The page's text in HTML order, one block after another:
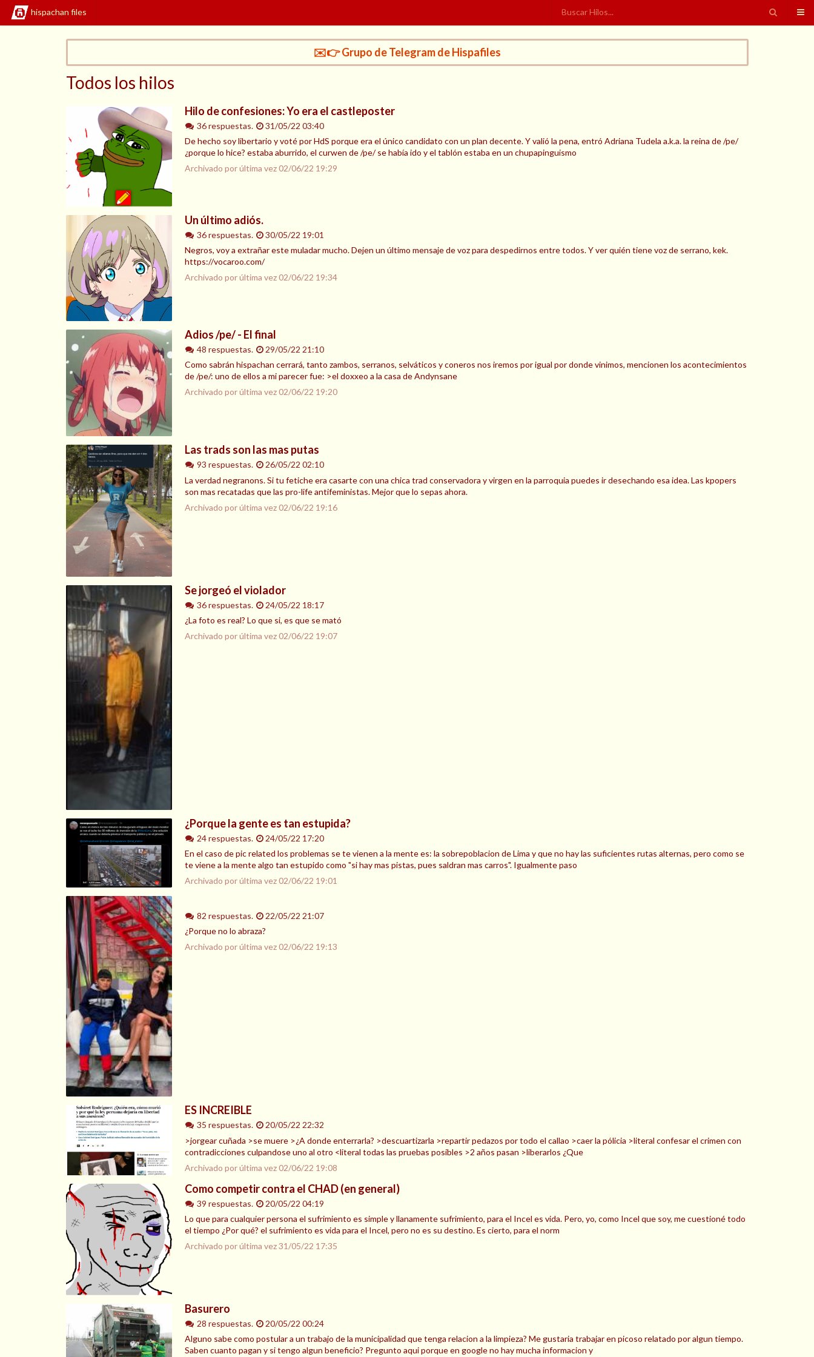
hispachan files
✉️👉 Grupo de Telegram de Hispafiles
Todos los hilos
Hilo de confesiones: Yo era el castleposter
36 respuestas.
31/05/22 03:40
De hecho soy libertario y voté por HdS porque era el único candidato con un plan decente. Y valió la pena, entró Adriana Tudela a.k.a. la reina de /pe/
¿porque lo hice? estaba aburrido, el curwen de /pe/ se había ido y el tablón estaba en un chupapinguismo
Archivado por última vez02/06/22 19:29
Un último adiós.
36 respuestas.
30/05/22 19:01
Negros, voy a extrañar este muladar mucho. Dejen un último mensaje de voz para despedirnos entre todos. Y ver quién tiene voz de serrano, kek.
https://vocaroo.com/
Archivado por última vez02/06/22 19:34
Adios /pe/ - El final
48 respuestas.
29/05/22 21:10
Como sabrán hispachan cerrará, tanto zambos, serranos, selváticos y coneros nos iremos por igual por donde vinimos, mencionen los acontecimientos
de /pe/: uno de ellos a mi parecer fue: >el doxxeo a la casa de Andynsane
Archivado por última vez02/06/22 19:20
Las trads son las mas putas
93 respuestas.
26/05/22 02:10
La verdad negranons. Si tu fetiche era casarte con una chica trad conservadora y virgen en la parroquia puedes ir desechando esa idea. Las kpopers
son mas recatadas que las pro-life antifeministas. Mejor que lo sepas ahora.
Archivado por última vez02/06/22 19:16
Se jorgeó el violador
36 respuestas.
24/05/22 18:17
¿La foto es real? Lo que si, es que se mató
Archivado por última vez02/06/22 19:07
¿Porque la gente es tan estupida?
24 respuestas.
24/05/22 17:20
En el caso de pic related los problemas se te vienen a la mente es: la sobrepoblacion de Lima y que no hay las suficientes rutas alternas, pero como se
te viene a la mente algo tan estupido como "si hay mas pistas, pues saldran mas carros". Igualmente paso
Archivado por última vez02/06/22 19:01
82 respuestas.
22/05/22 21:07
¿Porque no lo abraza?
Archivado por última vez02/06/22 19:13
ES INCREIBLE
35 respuestas.
20/05/22 22:32
>jorgear cuñada >se muere >¿A donde enterrarla? >descuartizarla >repartir pedazos por todo el callao >caer la pólicia >literal confesar el crimen con
contradicciones culpandose uno al otro <literal todas las pruebas posibles >2 años pasan >liberarlos ¿Que
Archivado por última vez02/06/22 19:08
Como competir contra el CHAD (en general)
39 respuestas.
20/05/22 04:19
Lo que para cualquier persona el sufrimiento es simple y llanamente sufrimiento, para el Incel es vida. Pero, yo, como Incel que soy, me cuestioné todo
el tiempo ¿Por qué? el sufrimiento es vida para el Incel, pero no es su destino. Es cierto, para el norm
Archivado por última vez31/05/22 17:35
Basurero
28 respuestas.
20/05/22 00:24
Alguno sabe como postular a un trabajo de la municipalidad que tenga relacion a la limpieza? Me gustaria trabajar en picoso relatado por algun tiempo.
Saben cuanto pagan y si tengo algun beneficio? Pregunto aqui porque en google no hay mucha informacion y